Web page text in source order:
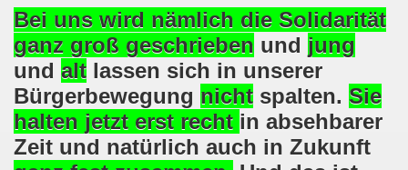
Bei uns wird nämlich die Solidarität
ganz groß geschrieben und jung
und alt lassen sich in unserer
Bürgerbewegung nicht spalten. Sie
halten jetzt erst recht in absehbarer
Zeit und natürlich auch in Zukunft
16 Jahre Gelsenkirchener Montagsdemo-
Bewegung - Jubiläum am 10.08.2020
im Kampf um Arbeitsplätze und auch im Kampf
Bewegung reiht sich ein am 08.06.2020 in weltweite